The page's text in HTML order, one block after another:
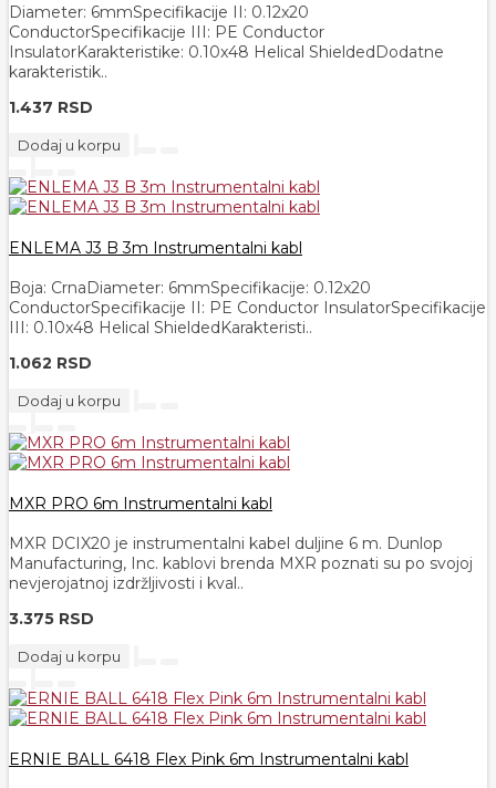
Diameter: 6mmSpecifikacije II: 0.12x20
ConductorSpecifikacije III: PE Conductor
InsulatorKarakteristike: 0.10x48 Helical ShieldedDodatne
karakteristik..
1.437 RSD
Dodaj u korpu
ENLEMA J3 B 3m Instrumentalni kabl
Boja: CrnaDiameter: 6mmSpecifikacije: 0.12x20
ConductorSpecifikacije II: PE Conductor InsulatorSpecifikacije
III: 0.10x48 Helical ShieldedKarakteristi..
1.062 RSD
Dodaj u korpu
MXR PRO 6m Instrumentalni kabl
MXR DCIX20 je instrumentalni kabel duljine 6 m. Dunlop
Manufacturing, Inc. kablovi brenda MXR poznati su po svojoj
nevjerojatnoj izdržljivosti i kval..
3.375 RSD
Dodaj u korpu
ERNIE BALL 6418 Flex Pink 6m Instrumentalni kabl